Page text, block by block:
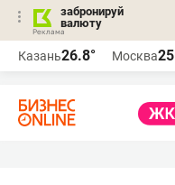
забронируй
валюту
Казань26.8° Москва